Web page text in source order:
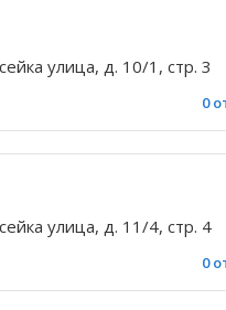
улица, д. 10/1, стр. 3
0
улица, д. 11/4, стр. 4
0